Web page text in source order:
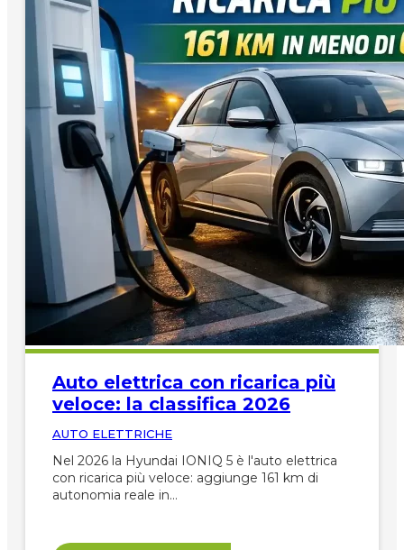
Auto elettrica con ricarica più
veloce: la classifica 2026
AUTO ELETTRICHE
Nel 2026 la Hyundai IONIQ 5 è l'auto elettrica
con ricarica più veloce: aggiunge 161 km di
autonomia reale in…